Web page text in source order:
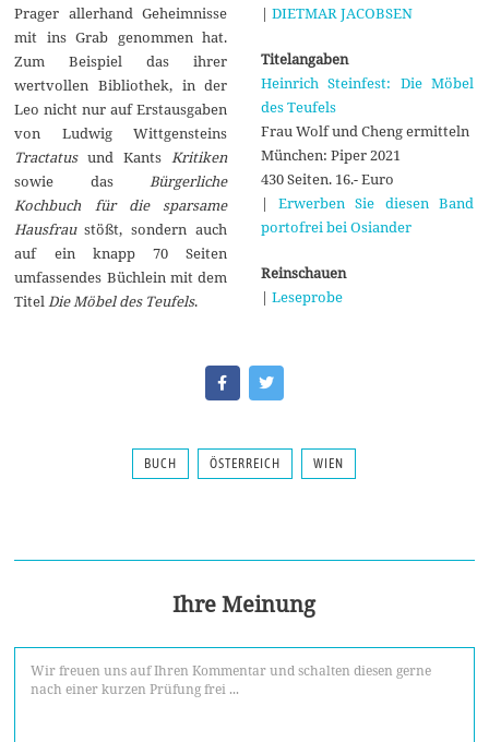
Prager allerhand Geheimnisse
mit ins Grab genommen hat.
Zum Beispiel das ihrer
wertvollen Bibliothek, in der
Leo nicht nur auf Erstausgaben
von Ludwig Wittgensteins
Tractatusund KantsKritiken
sowie dasBürgerliche
Kochbuch für die sparsame
Hausfraustößt, sondern auch
auf ein knapp 70 Seiten
umfassendes Büchlein mit dem
TitelDie Möbel des Teufels.
| DIETMAR JACOBSEN
Titelangaben
Heinrich Steinfest: Die Möbel
des Teufels
Frau Wolf und Cheng ermitteln
München: Piper 2021
430 Seiten. 16.- Euro
| Erwerben Sie diesen Band
portofrei bei Osiander
Reinschauen
| Leseprobe
BUCH ÖSTERREICH WIEN
Ihre Meinung